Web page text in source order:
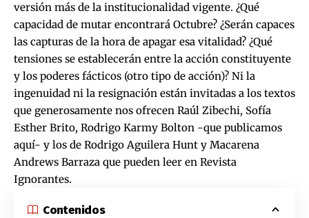
versión más de la institucionalidad vigente. ¿Qué
capacidad de mutar encontrará Octubre? ¿Serán capaces
las capturas de la hora de apagar esa vitalidad? ¿Qué
tensiones se establecerán entre la acción constituyente
y los poderes fácticos (otro tipo de acción)? Ni la
ingenuidad ni la resignación están invitadas a los textos
que generosamente nos ofrecen Raúl Zibechi, Sofía
Esther Brito, Rodrigo Karmy Bolton -que publicamos
aquí- y los de Rodrigo Aguilera Hunt y Macarena
Andrews Barraza que pueden leer en Revista
Ignorantes.
Contenidos